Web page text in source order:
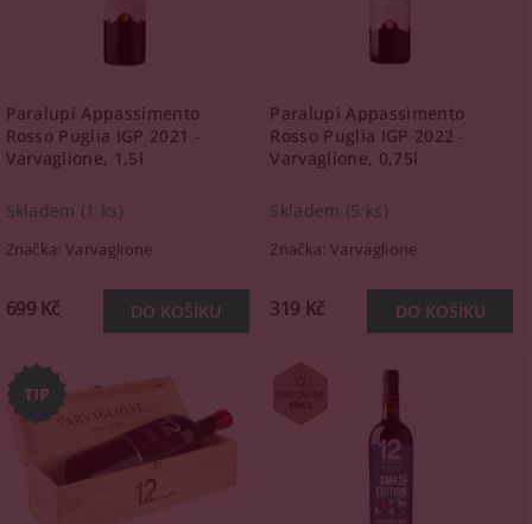
Paralupi Appassimento
Rosso Puglia IGP 2021 -
Varvaglione, 1,5l
Skladem (1 ks)
Značka:Varvaglione
699 Kč
Paralupi Appassimento
Rosso Puglia IGP 2022 -
Varvaglione, 0,75l
Skladem (5 ks)
Značka: Varvaglione
319 Kč